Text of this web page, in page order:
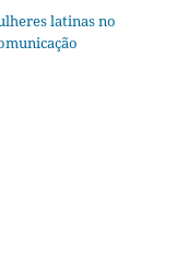
latinas no